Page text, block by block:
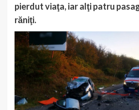
pierdut viaţa, iar alţi patru
răniţi.